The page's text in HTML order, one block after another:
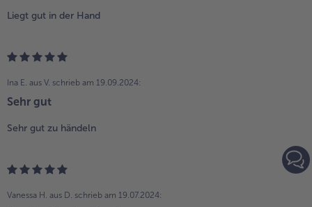
Liegt gut in der Hand
Ina E. aus V. schrieb am 19.09.2024:
Sehr gut
Sehr gut zu händeln
Vanessa H. aus D. schrieb am 19.07.2024: